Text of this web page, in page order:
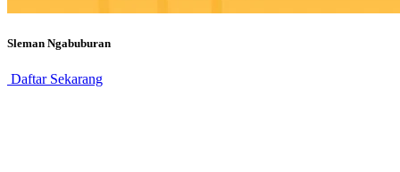
Sleman Ngabuburan
Daftar Sekarang